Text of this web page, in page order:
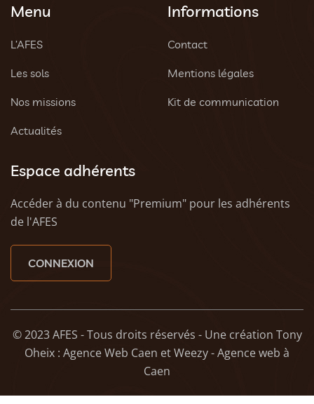
Menu
L’AFES
Les sols
Nos missions
Actualités
Informations
Contact
Mentions légales
Kit de communication
Espace adhérents
Accéder à du contenu "Premium" pour les adhérents
de l'AFES
CONNEXION
© 2023 AFES - Tous droits réservés - Une création Tony
Oheix : Agence Web Caen etWeezy - Agence web à
Caen